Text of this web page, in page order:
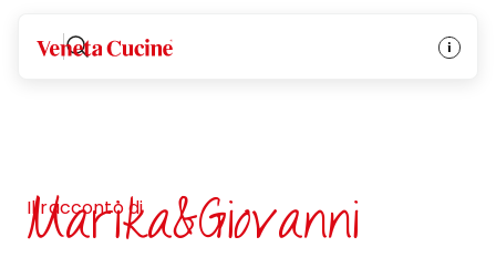
Veneta Cucine
Il racconto di
Marika&Giovanni